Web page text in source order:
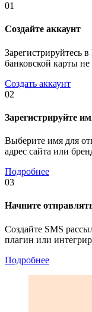
01
Создайте аккаунт
Зарегистрируйтесь
банковской карты не
Создать аккаунт
02
Зарегистрируйте
Выберите имя для
адрес сайта или
Подробнее
03
Начните
Создайте SMS
плагин или
Подробнее